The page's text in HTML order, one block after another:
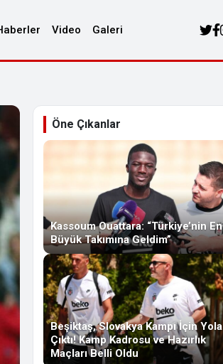
Video Galeri
Öne Çıkanlar
Kassoum Ouattara: “Türkiye’nin En
Büyük Takımına Geldim”
Beşiktaş, Slovakya Kampı İçin Yola
Çıktı! Kamp Kadrosu ve Hazırlık
Maçları Belli Oldu